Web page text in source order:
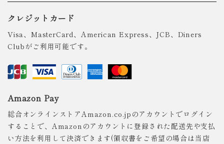
クレジットカード
Visa、MasterCard、American Express、JCB、Diners
Clubがご利用可能です。
Amazon Pay
総合オンラインストアAmazon.co.jpのアカウントでログイン
することで、Amazonのアカウントに登録された配送先や支払
い方法を利用して決済できます(領収書をご希望の場合は当店